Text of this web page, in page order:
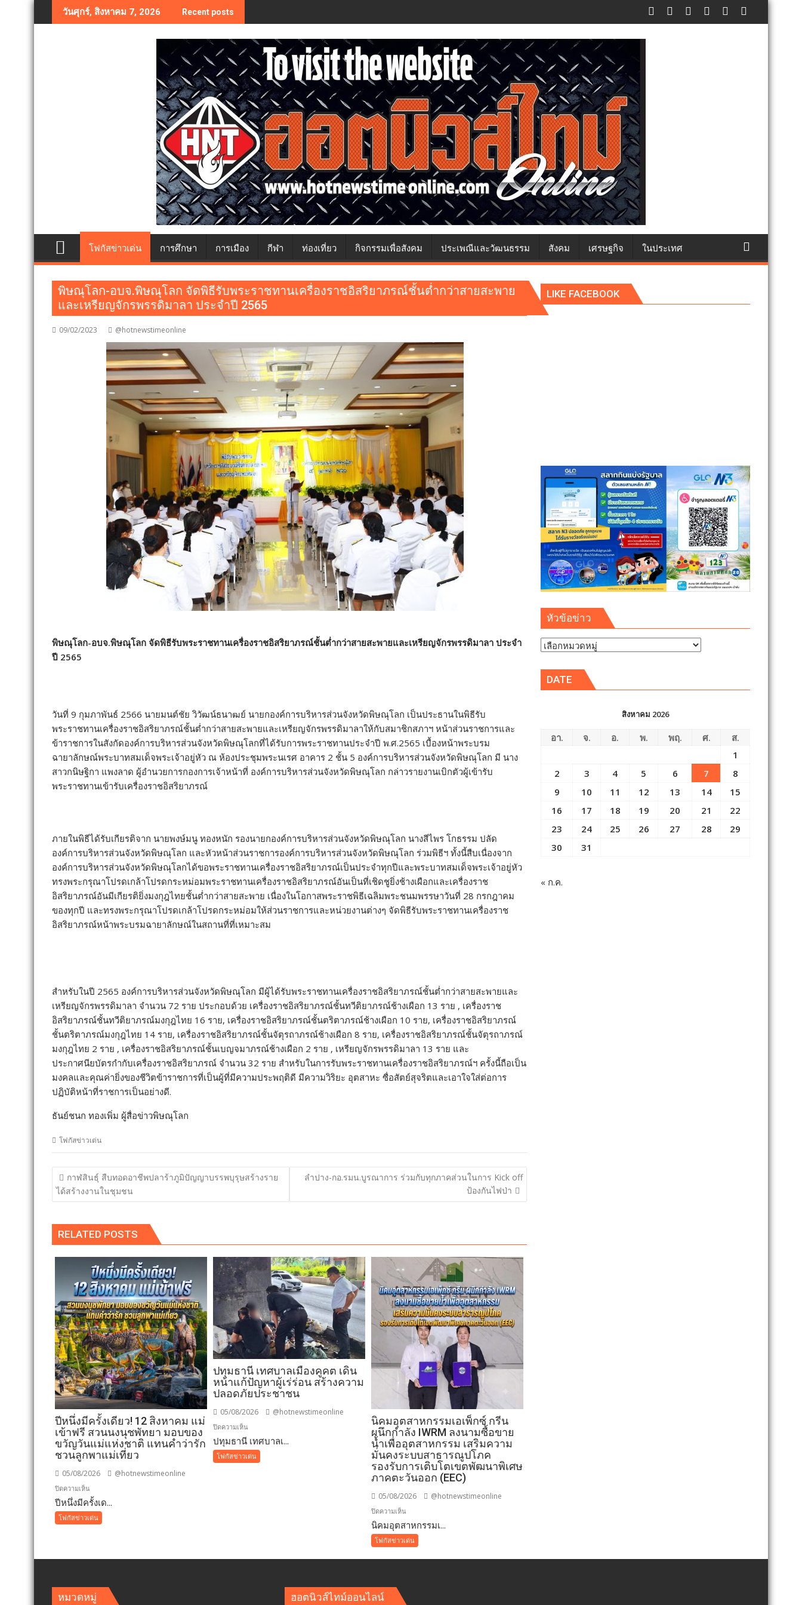
to
วันศุกร์, สิงหาคม 7, 2026 Recent posts
โฟกัสข่าวเด่น การศึกษา การเมือง กีฬา ท่องเที่ยว กิจกรรมเพื่อสังคม ประเพณีและวัฒนธรรม สังคม เศรษฐกิจ ในประเทศ
พิษณุโลก-อบจ.พิษณุโลก จัดพิธีรับพระราชทานเครื่องราชอิสริยาภรณ์ชั้นต่ำกว่าสายสะพาย
และเหรียญจักรพรรดิมาลา ประจำปี 2565
09/02/2023 @hotnewstimeonline
พิษณุโลก-อบจ.พิษณุโลก จัดพิธีรับพระราชทานเครื่องราชอิสริยาภรณ์ชั้นต่ำกว่าสายสะพายและเหรียญจักรพรรดิมาลา ประจำ
ปี 2565
วันที่ 9 กุมภาพันธ์ 2566 นายมนต์ชัย วิวัฒน์ธนาฒย์ นายกองค์การบริหารส่วนจังหวัดพิษณุโลก เป็นประธานในพิธีรับ
พระราชทานเครื่องราชอิสริยาภรณ์ชั้นต่ำกว่าสายสะพายและเหรียญจักรพรรดิมาลาให้กับสมาชิกสภาฯ หน้าส่วนราชการและ
ข้าราชการในสังกัดองค์การบริหารส่วนจังหวัดพิษณุโลกที่ได้รับการพระราชทานประจำปี พ.ศ.2565 เบื้องหน้าพระบรม
ฉายาลักษณ์พระบาทสมเด็จพระเจ้าอยู่หัว ณ ห้องประชุมพระนเรศ อาคาร 2 ชั้น 5 องค์การบริหารส่วนจังหวัดพิษณุโลก มี นาง
สาวกนิษฐิกา แพงลาด ผู้อำนวยการกองการเจ้าหน้าที่ องค์การบริหารส่วนจังหวัดพิษณุโลก กล่าวรายงานเบิกตัวผู้เข้ารับ
พระราชทานเข้ารับเครื่องราชอิสริยาภรณ์
ภายในพิธีได้รับเกียรติจาก นายพงษ์มนู ทองหนัก รองนายกองค์การบริหารส่วนจังหวัดพิษณุโลก นางสีไพร โกธรรม ปลัด
องค์การบริหารส่วนจังหวัดพิษณุโลก และหัวหน้าส่วนราชการองค์การบริหารส่วนจังหวัดพิษณุโลก ร่วมพิธีฯ ทั้งนี้สืบเนื่องจาก
องค์การบริหารส่วนจังหวัดพิษณุโลกได้ขอพระราชทานเครื่องราชอิสริยาภรณ์เป็นประจำทุกปีและพระบาทสมเด็จพระเจ้าอยู่หัว
ทรงพระกรุณาโปรดเกล้าโปรดกระหม่อมพระราชทานเครื่องราชอิสริยาภรณ์อันเป็นที่เชิดชูยิ่งช้างเผือกและเครื่องราช
อิสริยาภรณ์อันมีเกียรติยิ่งมงกุฎไทยชั้นต่ำกว่าสายสะพาย เนื่องในโอกาสพระราชพิธีเฉลิมพระชนมพรรษาวันที่ 28 กรกฎาคม
ของทุกปี และทรงพระกรุณาโปรดเกล้าโปรดกระหม่อมให้ส่วนราชการและหน่วยงานต่างๆ จัดพิธีรับพระราชทานเครื่องราช
อิสริยาภรณ์หน้าพระบรมฉายาลักษณ์ในสถานที่ที่เหมาะสม
สำหรับในปี 2565 องค์การบริหารส่วนจังหวัดพิษณุโลก มีผู้ได้รับพระราชทานเครื่องราชอิสริยาภรณ์ชั้นต่ำกว่าสายสะพายและ
เหรียญจักรพรรดิมาลา จำนวน 72 ราย ประกอบด้วย เครื่องราชอิสริยาภรณ์ชั้นทวีติยาภรณ์ช้างเผือก 13 ราย , เครื่องราช
อิสริยาภรณ์ชั้นทวีติยาภรณ์มงกุฎไทย 16 ราย, เครื่องราชอิสริยาภรณ์ชั้นตริตาภรณ์ช้างเผือก 10 ราย, เครื่องราชอิสริยาภรณ์
ชั้นตริตาภรณ์มงกุฎไทย 14 ราย, เครื่องราชอิสริยาภรณ์ชั้นจัตุรถาภรณ์ช้างเผือก 8 ราย, เครื่องราชอิสริยาภรณ์ชั้นจัตุรถาภรณ์
มงกุฎไทย 2 ราย , เครื่องราชอิสริยาภรณ์ชั้นเบญจมาภรณ์ช้างเผือก 2 ราย , เหรียญจักรพรรดิมาลา 13 ราย และ
ประกาศนียบัตรกำกับเครื่องราชอิสริยาภรณ์ จำนวน 32 ราย สำหรับในการรับพระราชทานเครื่องราชอิสริยาภรณ์ฯ ครั้งนี้ถือเป็น
มงคลและคุณค่ายิ่งของชีวิตข้าราชการที่เป็นผู้ที่มีความประพฤติดี มีความวิริยะ อุตสาหะ ซื่อสัตย์สุจริตและเอาใจใส่ต่อการ
ปฏิบัติหน้าที่ราชการเป็นอย่างดี.
ธันย์ชนก ทองเพิ่ม ผู้สื่อข่าวพิษณุโลก
โฟกัสข่าวเด่น
แนะแนว
เรื่อง
กาฬสินธุ์ สืบทอดอาชีพปลาร้าภูมิปัญญาบรรพบุรุษสร้างราย
ได้สร้างงานในชุมชน
ลำปาง-กอ.รมน.บูรณาการ ร่วมกับทุกภาคส่วนในการ Kick off​
ป้องกันไฟป่า
RELATED POSTS
ปีหนึ่งมีครั้งเดียว! 12 สิงหาคม แม่
เข้าฟรี สวนนงนุชพัทยา มอบของ
ขวัญวันแม่แห่งชาติ แทนคำว่ารัก
ชวนลูกพาแม่เที่ยว
05/08/2026 @hotnewstimeonline
ปิดความเห็น
ปี
หนึ่ง
มี
แม่
ปีหนึ่งมีครั้งเด...
โฟกัสข่าวเด่น
ปทุมธานี เทศบาลเมืองคูคต เดิน
หน้าแก้ปัญหาผู้เร่ร่อน สร้างความ
ปลอดภัยประชาชน
05/08/2026 @hotnewstimeonline
ปิดความเห็น
ปทุมธานี
เทศบาล
เมือง
เร่ร่อน
ปทุมธานี เทศบาลเ...
โฟกัสข่าวเด่น
นิคมอุตสาหกรรมเอเพ็กซ์ กรีน
ผนึกกำลัง IWRM ลงนามซื้อขาย
น้ำเพื่ออุตสาหกรรม เสริมความ
มั่นคงระบบสาธารณูปโภค
รองรับการเติบโตเขตพัฒนาพิเศษ
ภาคตะวันออก (EEC)
05/08/2026 @hotnewstimeonline
ปิดความเห็น
นิคม
อุตสาหกรรม
กรีน
​นิคมอุตสาหกรรมเ...
โฟกัสข่าวเด่น
LIKE FACEBOOK
หัวข้อข่าว
หัวข้อ
DATE
สิงหาคม 2026
อา. จ. อ. พ. พฤ. ศ.
ส.
1
2
3 4 5 6 7
8
9
10 11 12 13 14
15
16
17 18 19 20 21
22
23
24 25 26 27 28
29
30
31
« ก.ค.
หมวดหมู่ ฮอตนิวส์ไทม์ออนไลน์